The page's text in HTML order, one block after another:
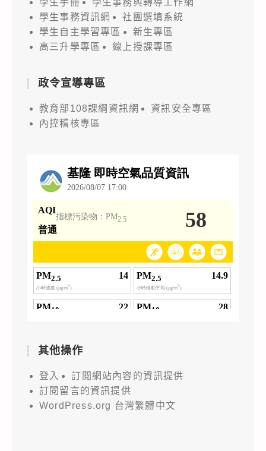
學生事務資訊網
社團選填系統
學生自主學習專區
新生專區
高三升學專區
線上授課專區
政令宣導專區
教育部108課綱資訊網
資訊安全專區
內控稽核專區
其他操作
登入
訂閱網站內容的資訊提供
訂閱留言的資訊提供
WordPress.org 台灣繁體中文